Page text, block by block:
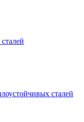
сталей